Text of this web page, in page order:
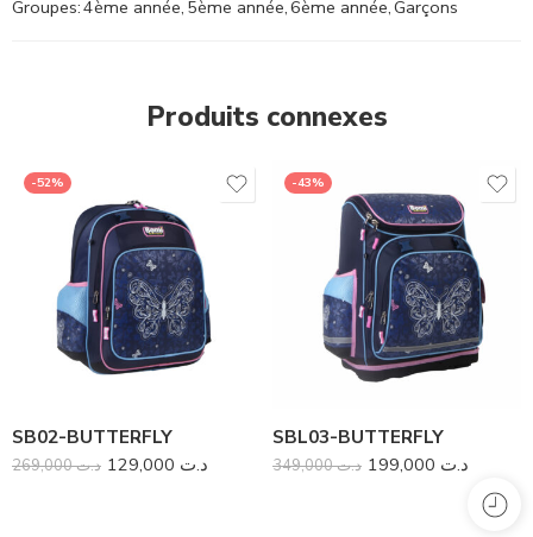
Groupes:4ème année, 5ème année,6ème année,Garçons
Produits connexes
-52%
SB02-BUTTERFLY
د.ت269,000 د.ت
-43%
SBL03-BUTTERFLY
د.ت349,000 د.ت